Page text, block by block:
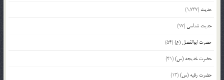
حدیث (1,737)
حدیث شناسی (97)
حضرت ابوالفضل (ع)(54)
حضرت خدیجه (س)(41)
حضرت رقیه (س)(13)